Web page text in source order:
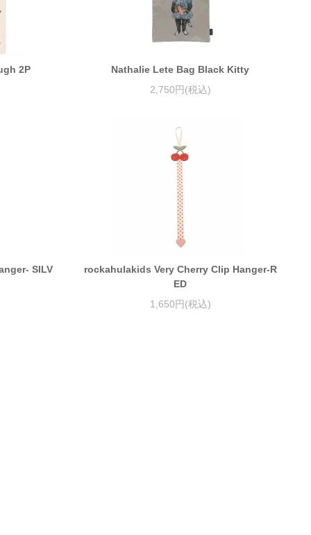
2P
Nathalie Lete Bag Black Kitty
2,750円(税込)
SILV
rockahulakids Very Cherry Clip Hanger-R
ED
1,650円(税込)